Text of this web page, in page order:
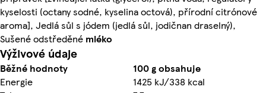
kyselosti (octany sodné, kyselina octová), přírodní citrónové
aroma], Jedlá sůl s jódem (jedlá sůl, jodičnan draselný),
Sušené odstředěné mléko
Výživové údaje
Běžné hodnoty
100 g obsahuje
Energie
1425 kJ/338 kcal